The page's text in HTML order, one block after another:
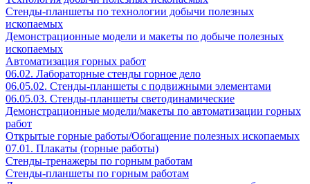
Стенды-планшеты по технологии добычи полезных
ископаемых
Демонстрационные модели и макеты по добыче полезных
ископаемых
Автоматизация горных работ
06.02. Лабораторные стенды горное дело
06.05.02. Стенды-планшеты с подвижными элементами
06.05.03. Стенды-планшеты светодинамические
Демонстрационные модели/макеты по автоматизации горных
работ
Открытые горные работы/Обогащение полезных ископаемых
07.01. Плакаты (горные работы)
Стенды-тренажеры по горным работам
Стенды-планшеты по горным работам